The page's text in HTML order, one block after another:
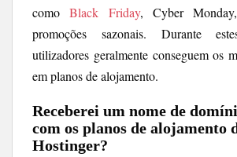
comoBlack Friday, Cyber
promoções sazonais. Durante
utilizadores geralmente conseguem os
em planos de alojamento.
Receberei um nome de
com os planos de alojamento
Hostinger?